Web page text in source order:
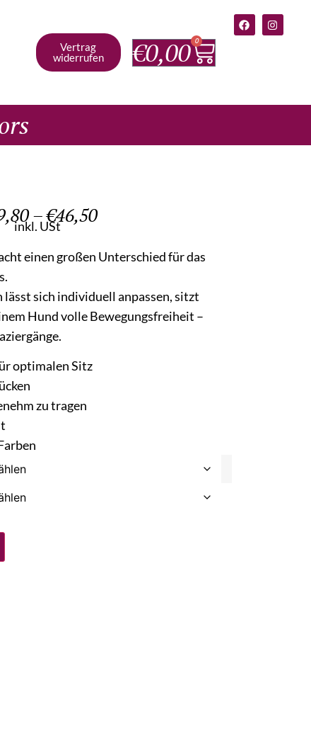
Vertrag
widerrufen
€0,00 0
–€46,50
inkl. USt
einen großen Unterschied für das
lässt sich individuell anpassen, sitzt
Hund volle Bewegungsfreiheit –
optimalen Sitz
zu tragen